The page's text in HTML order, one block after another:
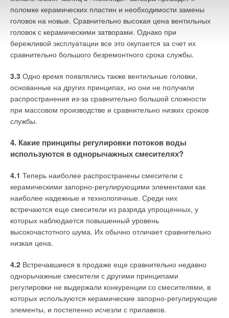
поломке керамических пластин и необходимости замены
головок на новые. Сравнительно высокая цена вентильных
головок с керамическими затворами. Однако при
бережливой эксплуатации все это окупается за счет их
сравнительно большого безремонтного срока службы.
3.3 Одно время появлялись также вентильные головки,
основанные на других принципах, но они не получили
распространения из-за сравнительно большой сложности
при массовом производстве и сравнительно низких сроков
службы.
4. Какие принципы регулировки потоков воды
используются в однорычажных смесителях?
4.1 Теперь наиболее распространены смесители с
керамическими запорно-регулирующими элементами как
наиболее надежные и технологичные. Среди них
встречаются еще смесители из разряда упрощенных, у
которых наблюдается повышенный уровень
высокочастотного шума. Их обычно отличает сравнительно
низкая цена.
4.2 Встречавшиеся в продаже еще сравнительно недавно
однорычажные смесители с другими принципами
регулировки не выдержали конкуренции со смесителями, в
которых используются керамические запорно-регулирующие
элементы, и постепенно исчезли с прилавков.
минимальном весе она могла выдерживать максимальные
усилия,— говорит Максим Шагалин, руководитель отдела
продаж компании Tool Profi (г. Санкт-Петербург). —
время, такой ключ легче обычного примерно на 40
процентов. Если вам приходится по нескольку часов в день
быстро почувствуете разницу».
Даже с надежным инструментом нужно
соблюдать определенные правила работы,
которые позволят продлить срок его службы.
проволочной щеткой
компании «Ростовнефтехимпродукт», эргономичность и
надежность трубных ключей влияют не только на скорость и
качество работ. В не меньшей степени от этих характеристик
зависит травмобезопасность инструмента. Непродуманная
конструкция ключа или использование при его изготовлении
неподходящих материалов и технологий может привести к
нештатным ситуациям и тяжелым травмам работников.
Ключ. Ум прилагается
Трубные ключи предназначены для эксплуатации в самых
тяжелых условиях в течение многих лет и не требуют
особого технического обслуживания. Но даже с таким